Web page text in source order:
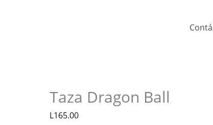
Taza Dragon Ball
L165.00